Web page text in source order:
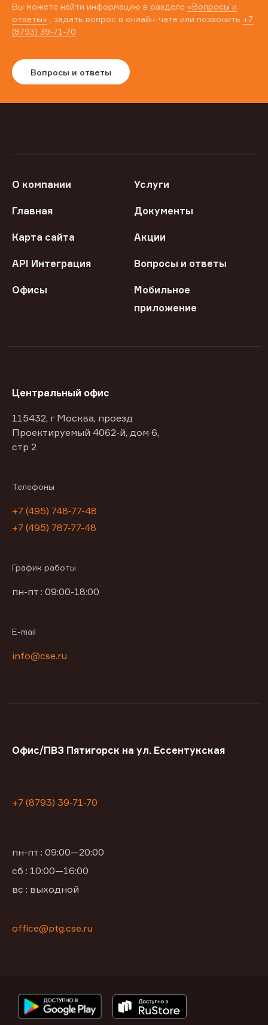
Вы можете найти информацию в разделе «Вопросы и
ответы» , задать вопрос в онлайн-чате или позвонить +7
(8793) 39-71-70
Вопросы и ответы
О компании Услуги
Главная Документы
Карта сайта Акции
API Интеграция Вопросы и ответы
Офисы
Мобильное
приложение
Центральный офис
115432, г Москва, проезд
Проектируемый 4062-й, дом 6,
стр 2
Телефоны
+7 (495) 748-77-48
+7 (495) 787-77-48
График работы
пн-пт : 09:00-18:00
E-mail
info@cse.ru
Офис/ПВЗ Пятигорск на ул. Ессентукская
+7 (8793) 39-71-70
пн-пт : 09:00—20:00
сб : 10:00—16:00
вс : выходной
office@ptg.cse.ru